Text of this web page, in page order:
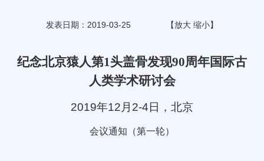
发表日期：2019-03-25 【放大 缩小】
纪念北京猿人第1头盖骨发现90周年国际古
人类学术研讨会
2019年12 月 2-4 日，北京
会议通知（第一轮）